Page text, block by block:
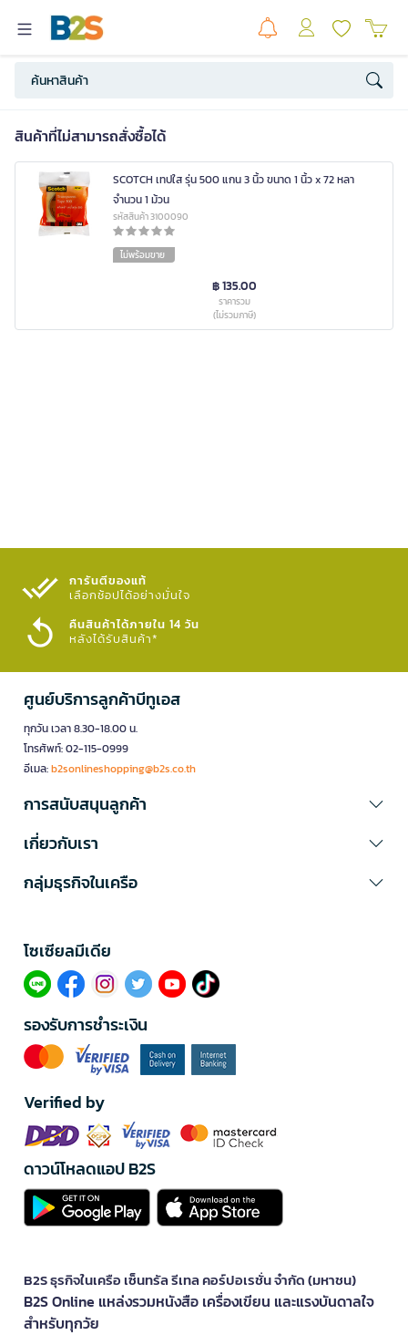
สินค้าที่ไม่สามารถสั่งซื้อได้
SCOTCH เทปใส รุ่น 500 แกน 3 นิ้ว ขนาด 1 นิ้ว x 72 หลา
จำนวน 1 ม้วน
รหัสสินค้า 3100090
ไม่พร้อมขาย
฿ 135.00
ราคารวม
(ไม่รวมภาษี)
การันตีของแท้
เลือกช้อปได้อย่างมั่นใจ​
คืนสินค้าได้ภายใน 14 วัน
หลังได้รับสินค้า*
ศูนย์บริการลูกค้าบีทูเอส
ทุกวัน เวลา 8.30-18.00 น.
โทรศัพท์: 02-115-0999
อีเมล:b2sonlineshopping@b2s.co.th
การสนับสนุนลูกค้า
เกี่ยวกับเรา
กลุ่มธุรกิจในเครือ
โซเซียลมีเดีย​
รองรับการชำระเงิน
Verified by
ดาวน์โหลดแอป B2S
B2S ธุรกิจในเครือ เซ็นทรัล รีเทล คอร์ปอเรชั่น จำกัด (มหาชน)
B2S Online แหล่งรวมหนังสือ เครื่องเขียน และแรงบันดาลใจ
สำหรับทุกวัย